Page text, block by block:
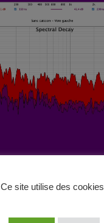
Ce site utilise des cookies